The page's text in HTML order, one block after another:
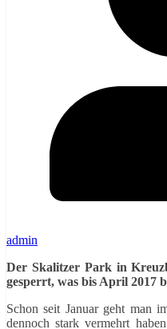
admin
Der Skalitzer Park in
gesperrt, was bis April 2017
Schon seit Januar geht man
dennoch stark vermehrt